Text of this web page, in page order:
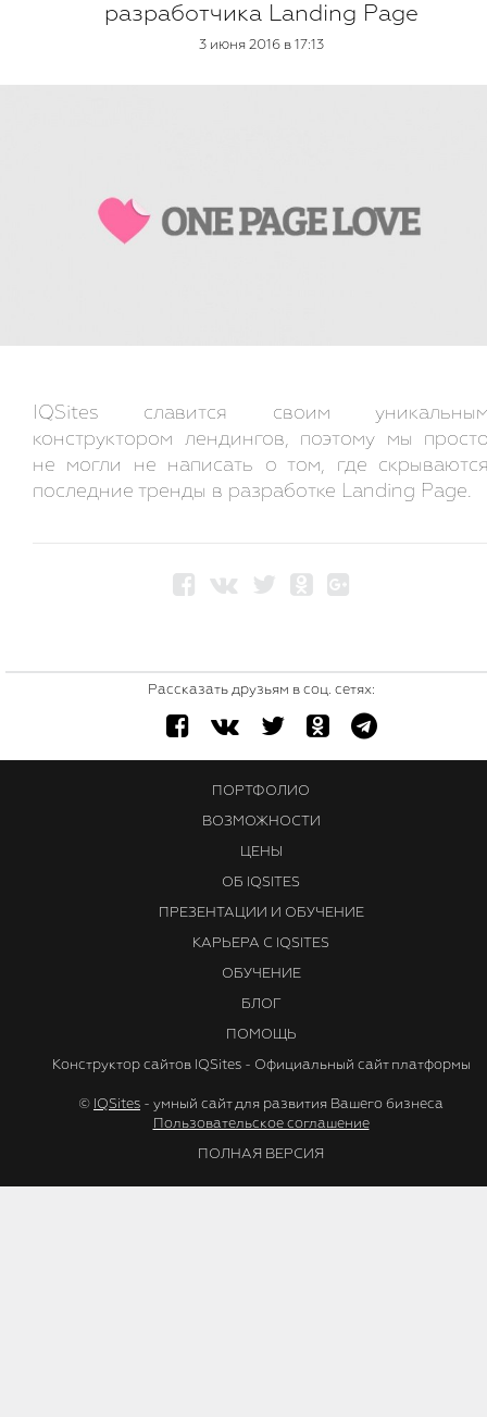
разработчика Landing Page
3 июня 2016 в 17:13
IQSites славится своим
конструктором лендингов, поэтому мы
не могли не написать о том, где
последние тренды в разработке Landing Page.
Рассказать друзьям в соц. сетях:
ПОРТФОЛИО
ВОЗМОЖНОСТИ
ЦЕНЫ
ОБ IQSITES
ПРЕЗЕНТАЦИИ И ОБУЧЕНИЕ
КАРЬЕРА С IQSITES
ОБУЧЕНИЕ
БЛОГ
ПОМОЩЬ
Конструктор сайтов IQSites - Официальный сайт платформы
© IQSites - умный сайт для развития Вашего бизнеса
Пользовательское соглашение
ПОЛНАЯ ВЕРСИЯ